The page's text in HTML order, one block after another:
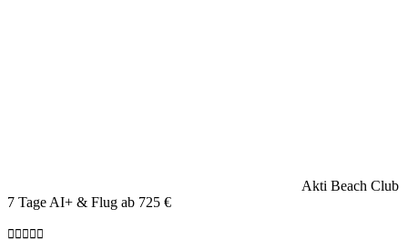
Akti Beach Club
7 Tage AI+ & Flug ab 725 €